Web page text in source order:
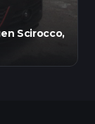
Scirocco,